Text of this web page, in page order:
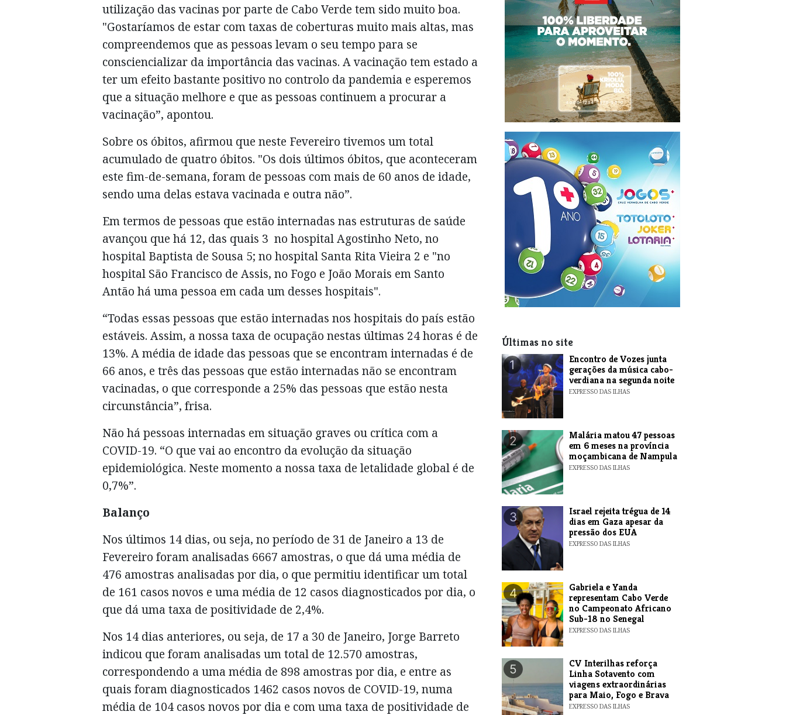
utilização das vacinas por parte de Cabo Verde tem sido muito boa.
"Gostaríamos de estar com taxas de coberturas muito mais altas, mas
compreendemos que as pessoas levam o seu tempo para se
consciencializar da importância das vacinas. A vacinação tem estado a
ter um efeito bastante positivo no controlo da pandemia e esperemos
que a situação melhore e que as pessoas continuem a procurar a
vacinação”, apontou.
Sobre os óbitos, afirmou que neste Fevereiro tivemos um total
acumulado de quatro óbitos. "Os dois últimos óbitos, que aconteceram
este fim-de-semana, foram de pessoas com mais de 60 anos de idade,
sendo uma delas estava vacinada e outra não”.
Em termos de pessoas que estão internadas nas estruturas de saúde
avançou que há 12, das quais 3 no hospital Agostinho Neto, no
hospital Baptista de Sousa 5; no hospital Santa Rita Vieira 2 e "no
hospital São Francisco de Assis, no Fogo e João Morais em Santo
Antão há uma pessoa em cada um desses hospitais".
“Todas essas pessoas que estão internadas nos hospitais do país estão
estáveis. Assim, a nossa taxa de ocupação nestas últimas 24 horas é de
13%. A média de idade das pessoas que se encontram internadas é de
66 anos, e três das pessoas que estão internadas não se encontram
vacinadas, o que corresponde a 25% das pessoas que estão nesta
circunstância”, frisa.
Não há pessoas internadas em situação graves ou crítica com a
COVID-19. “O que vai ao encontro da evolução da situação
epidemiológica. Neste momento a nossa taxa de letalidade global é de
0,7%”.
Balanço
Nos últimos 14 dias, ou seja, no período de 31 de Janeiro a 13 de
Fevereiro foram analisadas 6667 amostras, o que dá uma média de
476 amostras analisadas por dia, o que permitiu identificar um total
de 161 casos novos e uma média de 12 casos diagnosticados por dia, o
que dá uma taxa de positividade de 2,4%.
Nos 14 dias anteriores, ou seja, de 17 a 30 de Janeiro, Jorge Barreto
indicou que foram analisadas um total de 12.570 amostras,
correspondendo a uma média de 898 amostras por dia, e entre as
quais foram diagnosticados 1462 casos novos de COVID-19, numa
média de 104 casos novos por dia e com uma taxa de positividade de
Últimas no site
1
Encontro de Vozes junta
gerações da música cabo-
verdiana na segunda noite
EXPRESSO DAS ILHAS
2
​Malária matou 47 pessoas
em 6 meses na província
moçambicana de Nampula
EXPRESSO DAS ILHAS
3
​Israel rejeita trégua de 14
dias em Gaza apesar da
pressão dos EUA
EXPRESSO DAS ILHAS
4
Gabriela e Yanda
representam Cabo Verde
no Campeonato Africano
Sub-18 no Senegal
EXPRESSO DAS ILHAS
5
​CV Interilhas reforça
Linha Sotavento com
viagens extraordinárias
para Maio, Fogo e Brava
EXPRESSO DAS ILHAS